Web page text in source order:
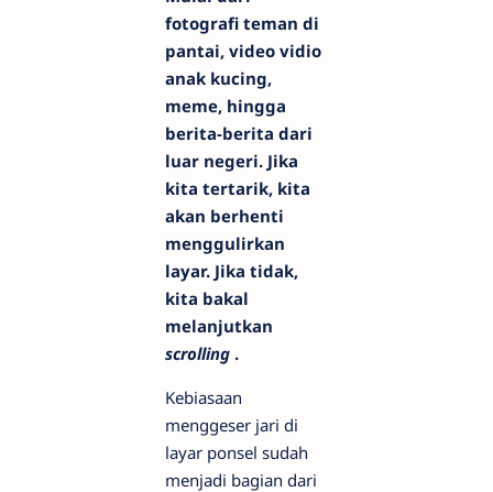
fotografi teman di
pantai, video vidio
anak kucing,
meme, hingga
berita-berita dari
luar negeri. Jika
kita tertarik, kita
akan berhenti
menggulirkan
layar. Jika tidak,
kita bakal
melanjutkan
scrolling .
Kebiasaan
menggeser jari di
layar ponsel sudah
menjadi bagian dari